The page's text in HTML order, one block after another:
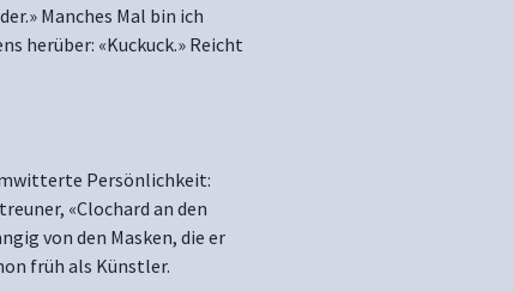
Manches Mal bin ich
herüber: «Kuckuck.» Reicht
Persönlichkeit:
«Clochard an den
von den Masken, die er
früh als Künstler.